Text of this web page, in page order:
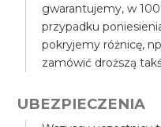
gwarantujemy, w
przypadku
pokryjemy różnicę,
zamówić droższą
UBEZPIECZENIA